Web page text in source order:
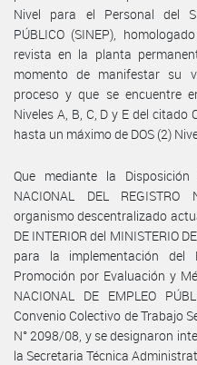
Nivel para el Personal del
PÚBLICO (SINEP),
revista en la planta
momento de manifestar su
proceso y que se encuentre
Niveles A, B, C, D y E del
hasta un máximo de DOS (2)
Que mediante la
NACIONAL DEL REGISTRO
organismo descentralizado
DE INTERIOR del MINISTERIO
para la implementación del
Promoción por Evaluación y
NACIONAL DE EMPLEO
Convenio Colectivo de Trabajo
N° 2098/08, y se designaron
la Secretaria Técnica